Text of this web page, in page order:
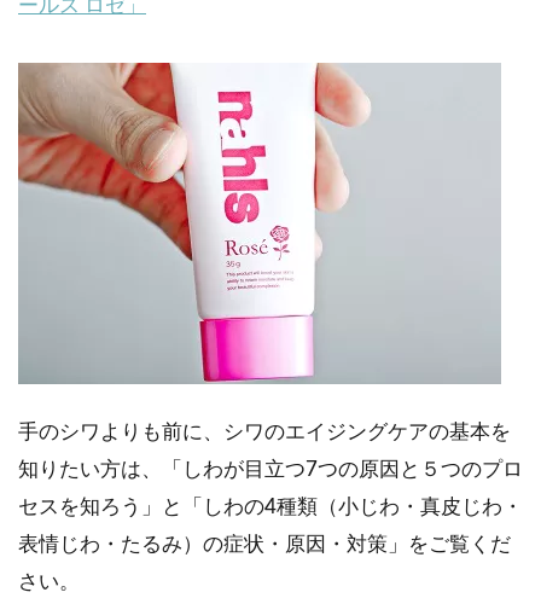
ールス ロゼ」
手のシワよりも前に、シワのエイジングケアの基本を
知りたい方は、「しわが目立つ7つの原因と５つのプロ
セスを知ろう」と「しわの4種類（小じわ・真皮じわ・
表情じわ・たるみ）の症状・原因・対策」をご覧くだ
さい。